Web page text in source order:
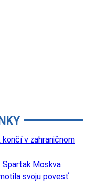
v zahraničnom
Spartak Moskva
svoju povesť